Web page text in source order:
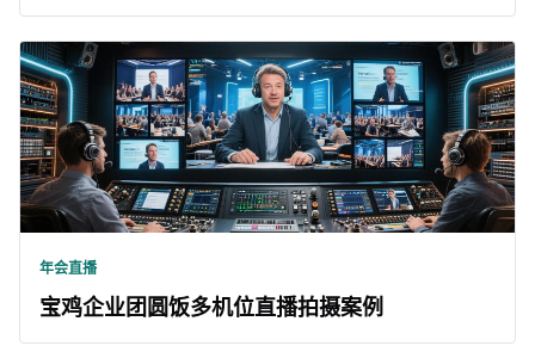
年会直播
宝鸡企业团圆饭多机位直播拍摄案例